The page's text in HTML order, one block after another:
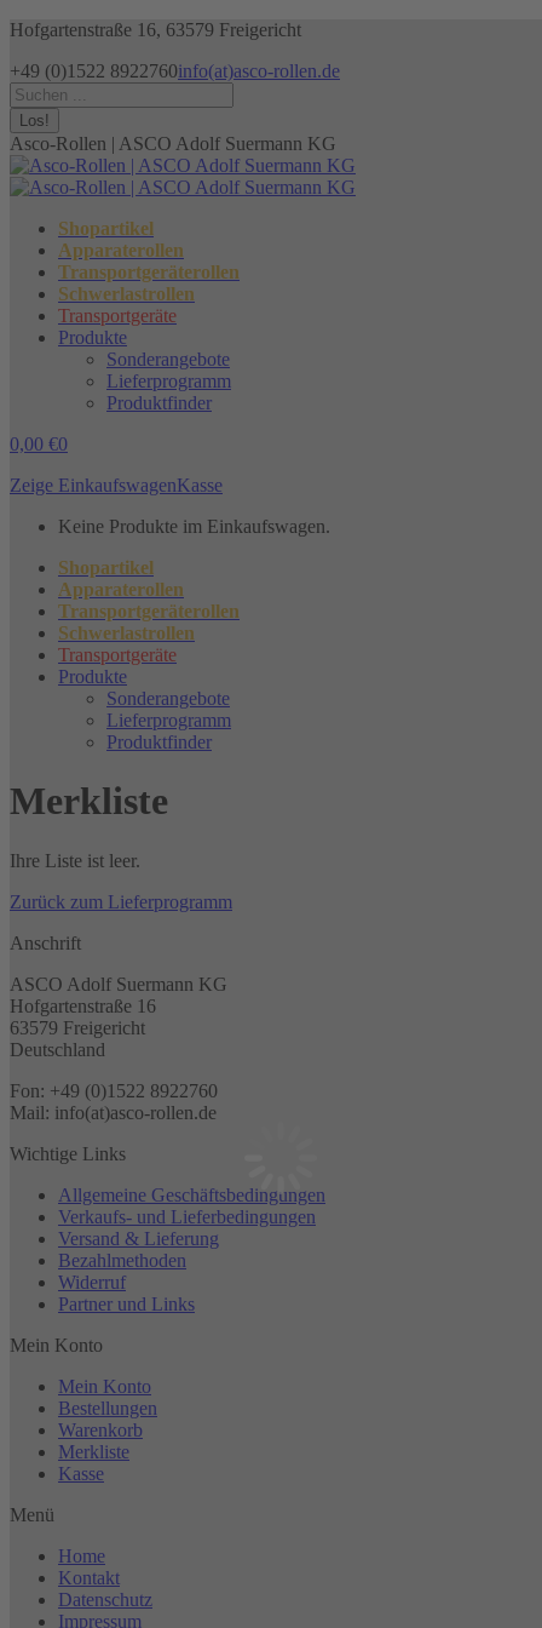
Zum
springen
Hofgartenstraße 16, 63579 Freigericht
+49 (0)1522 8922760info(at)asco-rollen.de
Facebook
page
opens
in
new
window
Instagram
page
opens
in
new
window
X
page
opens
in
new
window
Search:
Asco-Rollen | ASCO Adolf Suermann KG
Shopartikel
Apparaterollen
Transportgeräterollen
Schwerlastrollen
Transportgeräte
Produkte
Sonderangebote
Lieferprogramm
Produktfinder
0,00 €0
Zeige EinkaufswagenKasse
Keine Produkte im Einkaufswagen.
Shopartikel
Apparaterollen
Transportgeräterollen
Schwerlastrollen
Transportgeräte
Produkte
Sonderangebote
Lieferprogramm
Produktfinder
Merkliste
Ihre Liste ist leer.
Zurück zum Lieferprogramm
Anschrift
ASCO Adolf Suermann KG
Hofgartenstraße 16
63579 Freigericht
Deutschland
Fon: +49 (0)1522 8922760
Mail: info(at)asco-rollen.de
Wichtige Links
Allgemeine Geschäftsbedingungen
Verkaufs- und Lieferbedingungen
Versand & Lieferung
Bezahlmethoden
Widerruf
Partner und Links
Mein Konto
Mein Konto
Bestellungen
Warenkorb
Merkliste
Kasse
Menü
Home
Kontakt
Datenschutz
Impressum